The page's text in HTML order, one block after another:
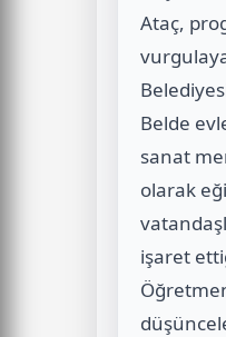
Ataç,
Belde
sanat
olarak
işaret